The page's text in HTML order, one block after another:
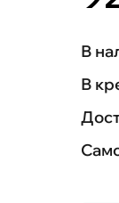
В
В